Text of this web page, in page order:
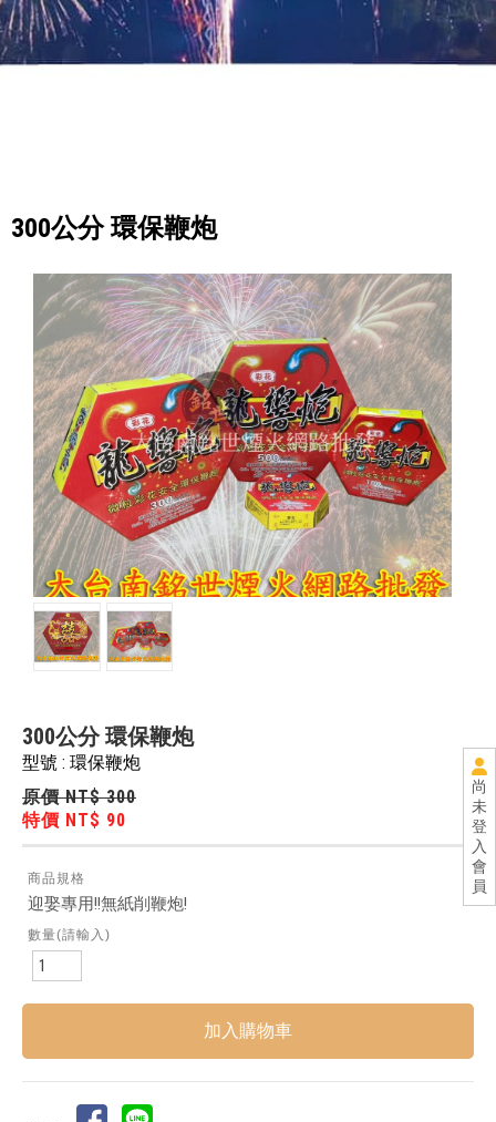
尚
未
登
入
會
員
300公分 環保鞭炮
300公分 環保鞭炮
型號 : 環保鞭炮
原價 NT$ 300
特價 NT$ 90
商品規格
迎娶專用!!無紙削鞭炮!
數量(請輸入)